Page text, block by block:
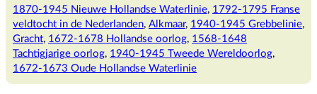
door
middel
van
water
1870-1945 Nieuwe Hollandse Waterlinie, 1792-1795 Franse
veldtocht in de Nederlanden, Alkmaar, 1940-1945 Grebbelinie
Gracht, 1672-1678 Hollandse oorlog, 1568-1648
Tachtigjarige oorlog, 1940-1945 Tweede Wereldoorlog
1672-1673 Oude Hollandse Waterlinie